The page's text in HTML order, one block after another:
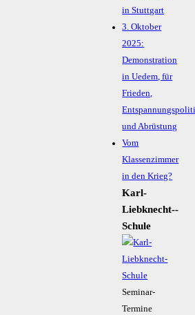
in Stuttgart
3. Oktober
2025:
Demonstration
in Uedem, für
Frieden,
und Abrüstung
Vom
Klassenzimmer
in den Krieg?
Karl-
Liebknecht-­
Schule
Seminar-
Termine